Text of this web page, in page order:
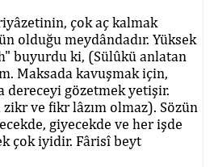
çok aç kalmak
olduğu meydândadır. Yüksek
buyurdu ki, (Sülûkü anlatan
Maksada kavuşmak için,
dereceyi gözetmek yetişir.
ve fikr lâzım olmaz). Sözün
giyecekde ve her işde
çok iyidir. Fârisî beyt